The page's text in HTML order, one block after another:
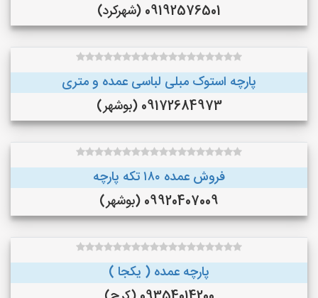
09192576501 (شهرکرد)
پارچه استوک مبلی لباسی عمده و متری
09172684973 (بوشهر)
فروش عمده ۱۸۰ تکه پارچه
09920407009 (بوشهر)
پارچه عمده ( یکجا )